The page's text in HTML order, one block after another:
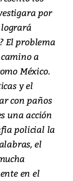
por
logrará
El problema
a
México.
y el
con paños
una acción
policial la
el
en el